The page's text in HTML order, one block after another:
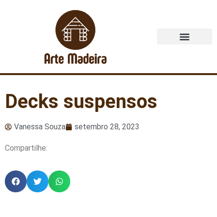
Decks suspensos
Vanessa Souza setembro 28, 2023
Compartilhe: